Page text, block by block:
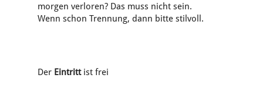
morgen verloren? Das muss nicht sein.
Wenn schon Trennung, dann bitte stilvoll.
Der Eintrittist frei